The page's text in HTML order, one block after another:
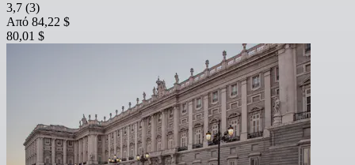
3,7 (3)
Από 84,22 $
80,01 $